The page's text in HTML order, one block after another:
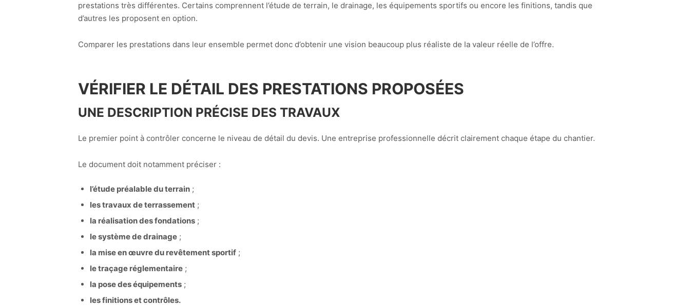
prestations très différentes. Certains comprennent l’étude de terrain, le drainage, les équipements sportifs ou encore les finitions, tandis que
d’autres les proposent en option.
Comparer les prestations dans leur ensemble permet donc d’obtenir une vision beaucoup plus réaliste de la valeur réelle de l’offre.
VÉRIFIER LE DÉTAIL DES PRESTATIONS PROPOSÉES
UNE DESCRIPTION PRÉCISE DES TRAVAUX
Le premier point à contrôler concerne le niveau de détail du devis. Une entreprise professionnelle décrit clairement chaque étape du chantier.
Le document doit notamment préciser :
l’étude préalable du terrain;
les travaux de terrassement;
la réalisation des fondations;
le système de drainage;
la mise en œuvre du revêtement sportif;
le traçage réglementaire;
la pose des équipements;
les finitions et contrôles.